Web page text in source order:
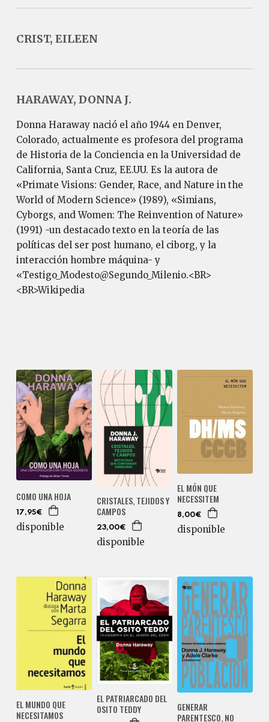
CRIST, EILEEN
HARAWAY, DONNA J.
Donna Haraway nació el año 1944 en Denver,
Colorado, actualmente es profesora del programa
de Historia de la Conciencia en la Universidad de
California, Santa Cruz, EE.UU. Es la autora de
«Primate Visions: Gender, Race, and Nature in the
World of Modern Science» (1989), «Simians,
Cyborgs, and Women: The Reinvention of Nature»
(1991) -un destacado texto en la teoría de las
políticas del ser post humano, el ciborg, y la
interacción hombre máquina- y
«Testigo_Modesto@Segundo_Milenio.<BR>
<BR>Wikipedia
COMO UNA HOJA
17,95€
disponible
CRISTALES, TEJIDOS Y
CAMPOS
23,00€
disponible
EL MÓN QUE
NECESSITEM
8,00€
disponible
EL MUNDO QUE
NECESITAMOS
EL PATRIARCADO DEL
OSITO TEDDY
GENERAR
PARENTESCO, NO